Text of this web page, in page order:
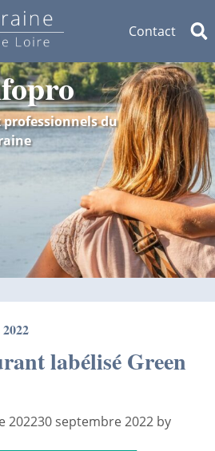
Contact
professionnels du
labélisé Green
202230 septembre 2022 by